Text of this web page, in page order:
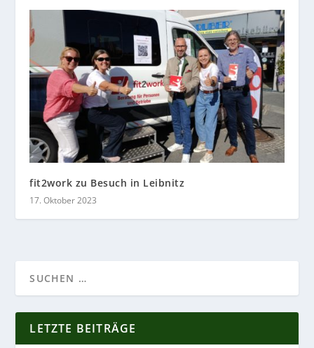
fit2work zu Besuch in Leibnitz
17. Oktober 2023
LETZTE BEITRÄGE